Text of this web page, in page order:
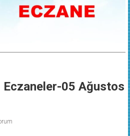
Eczaneler-05 Ağustos